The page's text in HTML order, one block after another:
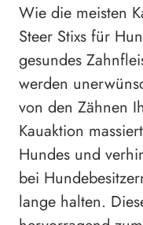
Wie die meisten
Steer Stixs für
gesundes
werden
von den Zähnen
Kauaktion
Hundes und
bei
lange halten.